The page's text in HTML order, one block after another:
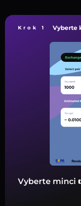
Krok 1 Vyberte
Vyberte minci